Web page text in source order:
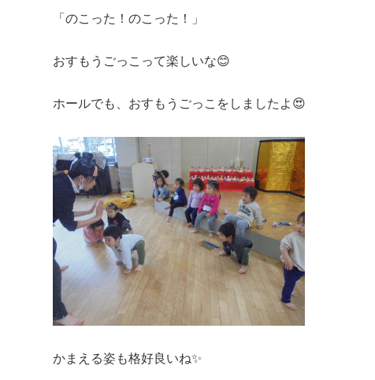
「のこった！のこった！」
おすもうごっこって楽しいな😊
ホールでも、おすもうごっこをしましたよ😍
かまえる姿も格好良いね✨